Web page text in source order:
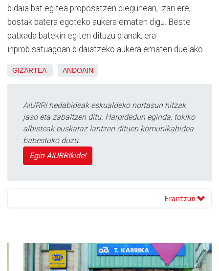
bidaia bat egitea proposatzen diegunean, izan ere,
bostak batera egoteko aukera ematen digu. Beste
patxada batekin egiten dituzu planak, era
inprobisatuagoan bidaiatzeko aukera ematen duelako.
GIZARTEA ANDOAIN
AIURRI hedabideak eskualdeko nortasun hitzak
jaso eta zabaltzen ditu. Harpidedun eginda, tokiko
albisteak euskaraz lantzen dituen komunikabidea
babestuko duzu.
Egin AIURRIkide!
Erantzun